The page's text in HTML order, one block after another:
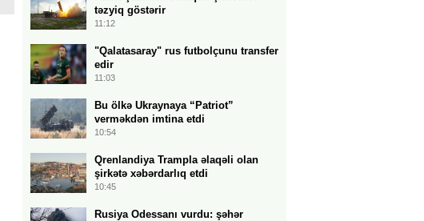
təzyiq göstərir
11:12
"Qalatasaray" rus futbolçunu transfer
edir
11:03
Bu ölkə Ukraynaya “Patriot”
verməkdən imtina etdi
10:54
Qrenlandiya Trampla əlaqəli olan
şirkətə xəbərdarlıq etdi
10:45
Rusiya Odessanı vurdu: şəhər